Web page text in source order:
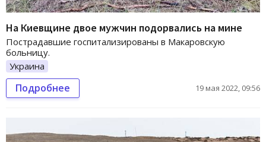
На Киевщине двое мужчин подорвались на мине
Пострадавшие госпитализированы в Макаровскую
больницу.
Украина
Подробнее 19 мая 2022, 09:56